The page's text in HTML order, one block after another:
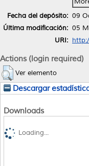
Fecha del depósito: 09
Última modificación: 05
URI:
Actions (login required)
Ver elemento
Descargar
Downloads
Loading...